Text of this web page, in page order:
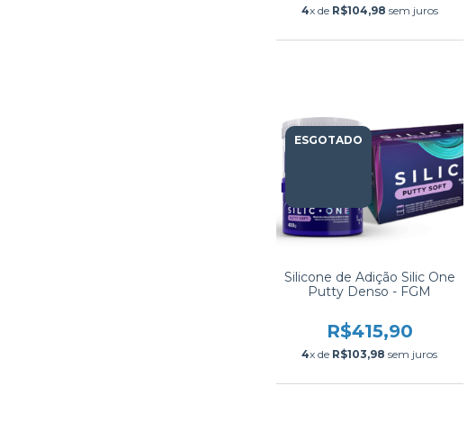
4x de R$104,98 sem juros
ESGOTADO
Silicone de Adição Silic One
Putty Denso - FGM
R$415,90
4x de R$103,98 sem juros